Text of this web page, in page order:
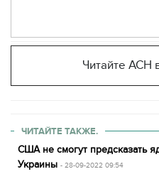
Читайте АСН
ЧИТАЙТЕ ТАКЖЕ.
США не смогут предсказать
Украины - 28-09-2022 09:54